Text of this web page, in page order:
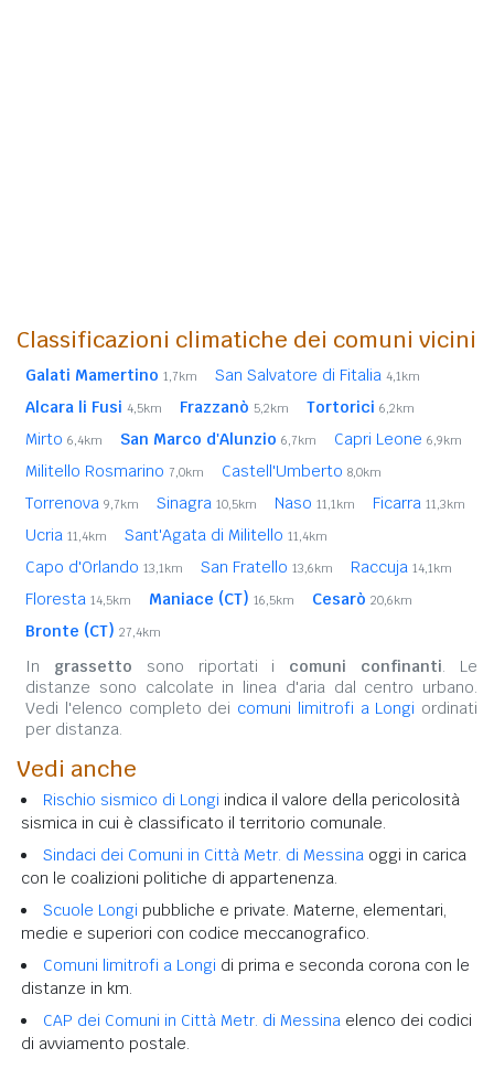
Classificazioni climatiche dei comuni vicini
Galati Mamertino 1,7km San Salvatore di Fitalia 4,1km
Alcara li Fusi 4,5km Frazzanò 5,2km Tortorici 6,2km
Mirto 6,4km San Marco d'Alunzio 6,7km Capri Leone 6,9km
Militello Rosmarino 7,0km Castell'Umberto 8,0km
Torrenova 9,7km Sinagra 10,5km Naso 11,1km Ficarra 11,3km
Ucria 11,4km Sant'Agata di Militello 11,4km
Capo d'Orlando 13,1km San Fratello 13,6km Raccuja 14,1km
Floresta 14,5km Maniace (CT) 16,5km Cesarò 20,6km
Bronte (CT) 27,4km
In grassetto sono riportati i comuni confinanti. Le
distanze sono calcolate in linea d'aria dal centro urbano.
Vedi l'elenco completo dei comuni limitrofi a Longi ordinati
per distanza.
Vedi anche
Rischio sismico di Longi indica il valore della pericolosità
sismica in cui è classificato il territorio comunale.
Sindaci dei Comuni in Città Metr. di Messina oggi in carica
con le coalizioni politiche di appartenenza.
Scuole Longi pubbliche e private. Materne, elementari,
medie e superiori con codice meccanografico.
Comuni limitrofi a Longi di prima e seconda corona con le
distanze in km.
CAP dei Comuni in Città Metr. di Messina elenco dei codici
di avviamento postale.